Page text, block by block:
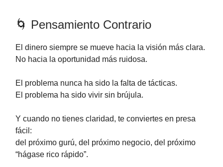
🌀 Pensamiento Contrario
El dinero siempre se mueve hacia la visión más clara.
No hacia la oportunidad más ruidosa.
El problema nunca ha sido la falta de tácticas.
El problema ha sido vivir sin brújula.
Y cuando no tienes claridad, te conviertes en presa
fácil:
del próximo gurú, del próximo negocio, del próximo
“hágase rico rápido”.